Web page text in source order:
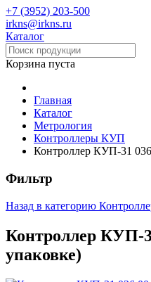
+7 (3952) 203-500
irkns@irkns.ru
Каталог
Корзина пуста
Главная
Каталог
Метрология
Контроллеры КУП
Контроллер КУП-31
Фильтр
Назад в категорию
Контроллер КУП-
упаковке)